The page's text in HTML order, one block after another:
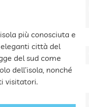
più conosciuta e
città del
del sud come
dell’isola, nonché
visitatori.